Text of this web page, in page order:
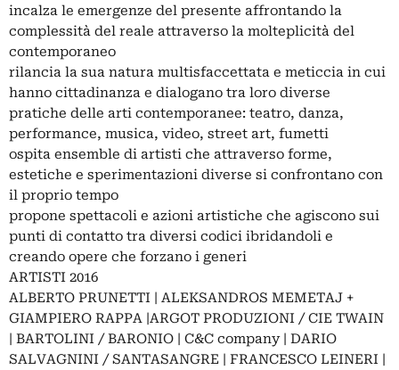
incalza le emergenze del presente affrontando la
complessità del reale attraverso la molteplicità del
contemporaneo
rilancia la sua natura multisfaccettata e meticcia in cui
hanno cittadinanza e dialogano tra loro diverse
pratiche delle arti contemporanee: teatro, danza,
performance, musica, video, street art, fumetti
ospita ensemble di artisti che attraverso forme,
estetiche e sperimentazioni diverse si confrontano con
il proprio tempo
propone spettacoli e azioni artistiche che agiscono sui
punti di contatto tra diversi codici ibridandoli e
creando opere che forzano i generi
ARTISTI 2016
ALBERTO PRUNETTI | ALEKSANDROS MEMETAJ +
GIAMPIERO RAPPA |ARGOT PRODUZIONI / CIE TWAIN
| BARTOLINI / BARONIO | C&C company | DARIO
SALVAGNINI / SANTASANGRE | FRANCESCO LEINERI |